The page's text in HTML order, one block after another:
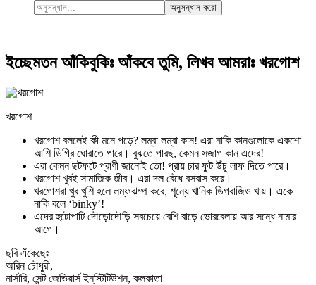
অনুসন্ধান করো
ইচ্ছেমতন আঁকিবুকিঃ আঁকবে তুমি, লিখব আমরাঃ খরগোশ
খরগোশ
খরগোশ বললেই কী মনে পড়ে? লম্বা লম্বা কান! এরা নাকি কানগুলোকে একশো
আশি ডিগ্রি ঘোরাতে পারে। বুঝতে পারছ, কেমন সজাগ কান এদের!
এরা কেমন ছটফটে প্রাণী জানোই তো! প্রায় চার ফুট উঁচু লাফ দিতে পারে।
খরগোশ খুবই সামাজিক জীব। এরা দল বেঁধে বসবাস করে।
খরগোশরা খুব খুশি হলে লম্ফঝম্প করে, শূন্যে খানিক ডিগবাজিও খায়। একে
নাকি বলে ‘binky’!
এদের হুটোপাটি দৌড়োদৌড়ি সবচেয়ে বেশি বাড়ে ভোরবেলায় আর সন্ধে নামার
আগে।
ছবি এঁকেছেঃ
অরিন চৌধুরী,
নার্সারি, সেন্ট জেভিয়ার্স ইন্‌স্টিটিউশন, কলকাতা